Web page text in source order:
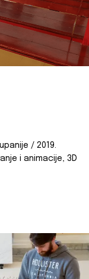
/ 2019.
i animacije, 3D